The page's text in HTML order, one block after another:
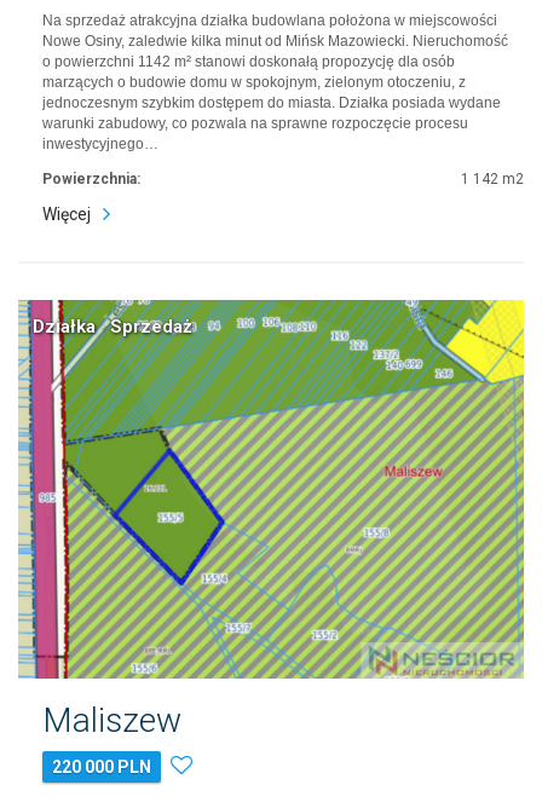
Na sprzedaż atrakcyjna działka budowlana położona w miejscowości
Nowe Osiny, zaledwie kilka minut od Mińsk Mazowiecki. Nieruchomość
o powierzchni 1142 m² stanowi doskonałą propozycję dla osób
marzących o budowie domu w spokojnym, zielonym otoczeniu, z
jednoczesnym szybkim dostępem do miasta. Działka posiada wydane
warunki zabudowy, co pozwala na sprawne rozpoczęcie procesu
inwestycyjnego…
Powierzchnia: 1 142 m2
Więcej
Działka · Sprzedaż
Maliszew
220 000 PLN